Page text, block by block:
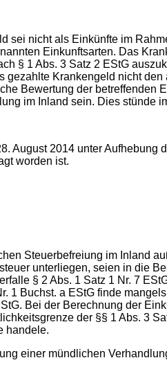
sei nicht als Einkünfte im
Einkunftsarten. Das
§ 1 Abs. 3 Satz 2 EStG
gezahlte Krankengeld nicht
Bewertung der
im Inland sein. Dies stünde
2014 unter Aufhebung
worden ist.
Steuerbefreiung im Inland
unterliegen, seien in die
§ 2 Abs. 1 Satz 1 Nr. 7
1 Buchst. a EStG finde
Bei der Berechnung der
der §§ 1 Abs. 3
handele.
einer mündlichen